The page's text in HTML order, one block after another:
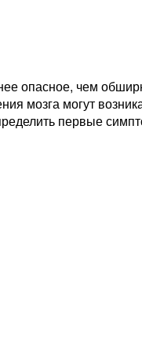
опасное, чем
мозга могут
первые